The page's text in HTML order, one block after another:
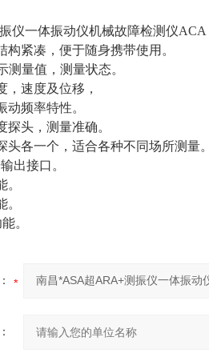
仪一体振动仪机械故障检测仪ACA
构紧凑，便于随身携带使用。
测量值，测量状态。
，速度及位移，
动频率特性。
探头，测量准确。
头各一个，适合各种不同场所测量。
出接口。
。
。
。